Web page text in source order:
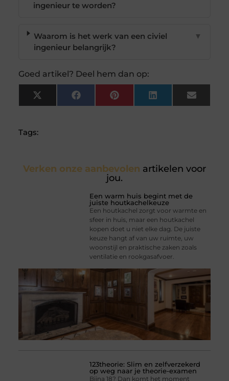
ingenieur te worden?
Waarom is het werk van een civiel
ingenieur belangrijk?
▼
Goed artikel? Deel hem dan op:
X
(Twitter)
FacebookPinterest LinkedIn Email
Tags:
Verken onze aanbevolen artikelen voor
jou.
Een warm huis begint met de
juiste houtkachelkeuze
Een houtkachel zorgt voor warmte en
sfeer in huis, maar een houtkachel
kopen doet u niet elke dag. De juiste
keuze hangt af van uw ruimte, uw
woonstijl en praktische zaken zoals
ventilatie en rookgasafvoer.
123theorie: Slim en zelfverzekerd
op weg naar je theorie-examen
Bijna 18? Dan komt het moment